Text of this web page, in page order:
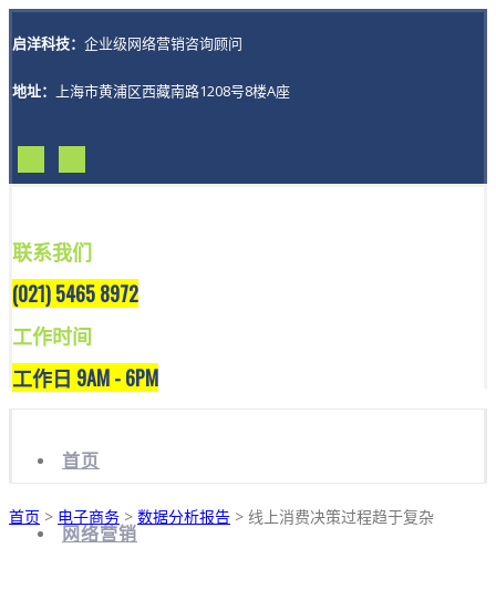
启洋科技： 企业级网络营销咨询顾问
地址： 上海市黄浦区西藏南路1208号8楼A座
联系我们
(021) 5465 8972
工作时间
工作日 9AM - 6PM
首页
网络营销
首页 > 电子商务 > 数据分析报告 > 线上消费决策过程趋于复杂